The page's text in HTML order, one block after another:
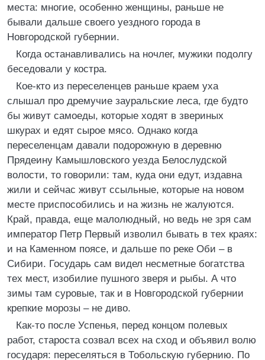
места: многие, особенно женщины, раньше не
бывали дальше своего уездного города в
Новгородской губернии.
Когда останавливались на ночлег, мужики подолгу
беседовали у костра.
Кое-кто из переселенцев раньше краем уха
слышал про дремучие зауральские леса, где будто
бы живут самоеды, которые ходят в звериных
шкурах и едят сырое мясо. Однако когда
переселенцам давали подорожную в деревню
Прядеину Камышловского уезда Белослудской
волости, то говорили: там, куда они едут, издавна
жили и сейчас живут ссыльные, которые на новом
месте приспособились и на жизнь не жалуются.
Край, правда, еще малолюдный, но ведь не зря сам
император Петр Первый изволил бывать в тех краях:
и на Каменном поясе, и дальше по реке Оби – в
Сибири. Государь сам видел несметные богатства
тех мест, изобилие пушного зверя и рыбы. А что
зимы там суровые, так и в Новгородской губернии
крепкие морозы – не диво.
Как-то после Успенья, перед концом полевых
работ, староста созвал всех на сход и объявил волю
государя: переселяться в Тобольскую губернию. По